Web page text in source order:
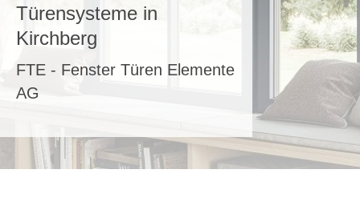
Türensysteme in
Kirchberg
FTE - Fenster Türen Elemente
AG